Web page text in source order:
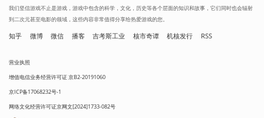
我们坚信游戏不止是游戏，游戏中包含的科学，文化，历史等各个层面的知识和故事，它们同时也会辐射
到二次元甚至电影的领域，这些内容非常值得分享给热爱游戏的您。
知乎 微博 微信 播客 吉考斯工业 核市奇谭 机核发行 RSS
营业执照
增值电信业务经营许可证 京B2-20191060
京ICP备17068232号-1
网络文化经营许可证京网文[2024]1733-082号